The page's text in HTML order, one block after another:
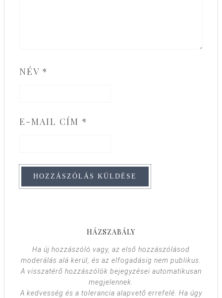
NÉV *
E-MAIL CÍM *
HÁZSZABÁLY
Ha új hozzászóló vagy, az első hozzászólásod
moderálás alá kerül, és az elfogadásig nem publikus.
A visszatérő hozzászólók bejegyzései automatikusan
megjelennek.
A kedvesség és a tolerancia alapvető errefelé. Ha úgy